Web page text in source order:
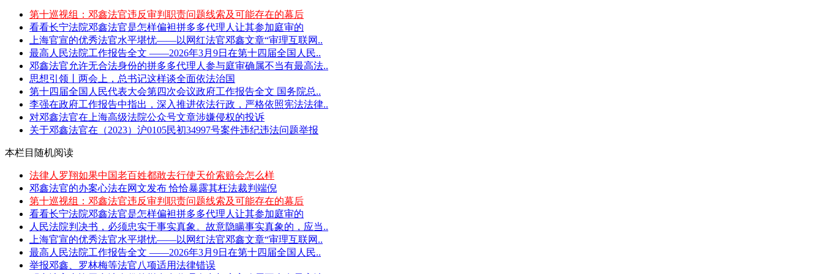
第十巡视组：邓鑫法官违反审判职责问题线索及可能存在的幕后
看看长宁法院邓鑫法官是怎样偏袒拼多多代理人让其参加庭审的
上海官宣的优秀法官水平堪忧——以网红法官邓鑫文章“审理互联网..
最高人民法院工作报告全文 ——2026年3月9日在第十四届全国人民..
邓鑫法官允许无合法身份的拼多多代理人参与庭审确属不当有最高法..
思想引领丨两会上，总书记这样谈全面依法治国
第十四届全国人民代表大会第四次会议政府工作报告全文 国务院总..
李强在政府工作报告中指出，深入推进依法行政，严格依照宪法法律..
对邓鑫法官在上海高级法院公众号文章涉嫌侵权的投诉
关于邓鑫法官在（2023）沪0105民初34997号案件违纪违法问题举报
本栏目随机阅读
法律人罗翔如果中国老百姓都敢去行使天价索赔会怎么样
邓鑫法官的办案心法在网文发布 恰恰暴露其枉法裁判端倪
第十巡视组：邓鑫法官违反审判职责问题线索及可能存在的幕后
看看长宁法院邓鑫法官是怎样偏袒拼多多代理人让其参加庭审的
人民法院判决书，必须忠实于事实真象。故意隐瞒事实真象的，应当..
上海官宣的优秀法官水平堪忧——以网红法官邓鑫文章“审理互联网..
最高人民法院工作报告全文 ——2026年3月9日在第十四届全国人民..
举报邓鑫、罗林梅等法官八项适用法律错误